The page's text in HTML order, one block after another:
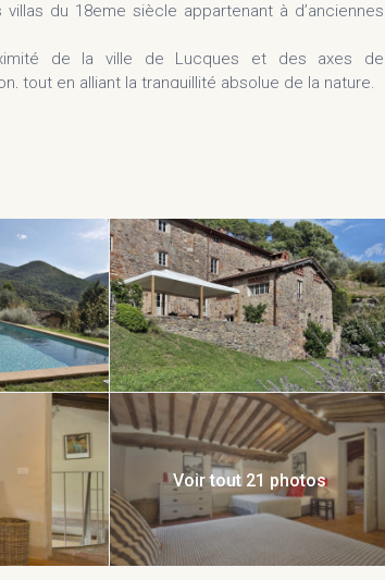
du 18eme siècle appartenant à d’anciennes
de la ville de Lucques et des axes de
tout en alliant la tranquillité absolue de la nature.
chambre double avec salle de bain attenante
directement sur la terrasse pour se prolonger
l’extérieur tout en profitant de la vue. Au premier
et une grande chambre avec salle de bain
double, un salon et d’une salle de bain
à deux lits, salle de bains (baignoire).
propriété, elle est équipée d’un système à ozone
facilités de la ville – grâce à sa proximité de
des visites touristiques aisées car elle
les plus sportifs, un court de tennis se trouve à
Voir tout 21 photos